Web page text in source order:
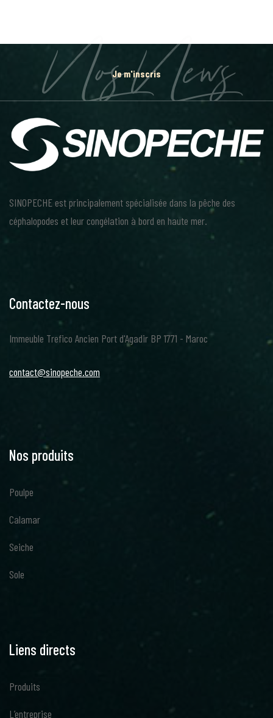
Je m'inscris
Nos News
SINOPECHE est principalement spécialisée dans la pêche des
céphalopodes et leur congélation à bord en haute mer.
Contactez-nous
Immeuble Trefico Ancien Port d'Agadir BP 1771 - Maroc
contact@sinopeche.com
Nos produits
Poulpe
Calamar
Seiche
Sole
Liens directs
Produits
L’entreprise